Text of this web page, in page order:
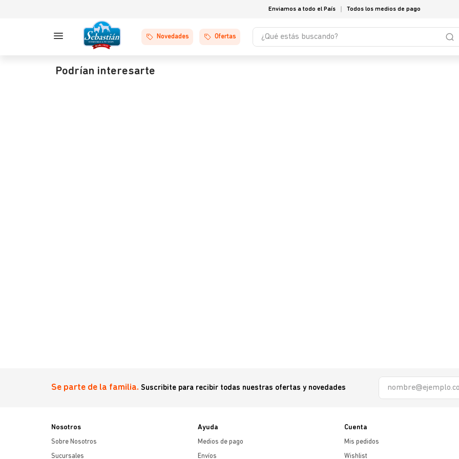
Enviamos a todo el País Todos los medios de pago
Novedades Ofertas
¿Qué estás buscando?
Podrían interesarte
Se parte de la familia. Suscribite para recibir todas nuestras ofertas y novedades
Nosotros
Sobre Nosotros
Sucursales
Ayuda
Medios de pago
Envíos
Cuenta
Mis pedidos
Wishlist